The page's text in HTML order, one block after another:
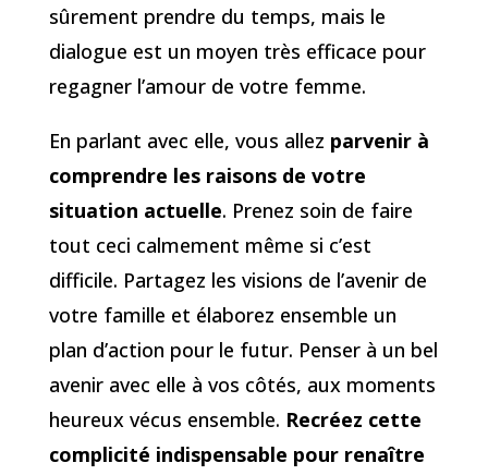
sûrement prendre du temps, mais le
dialogue est un moyen très efficace pour
regagner l’amour de votre femme.
En parlant avec elle, vous allez parvenir à
comprendre les raisons de votre
situation actuelle. Prenez soin de faire
tout ceci calmement même si c’est
difficile. Partagez les visions de l’avenir de
votre famille et élaborez ensemble un
plan d’action pour le futur. Penser à un bel
avenir avec elle à vos côtés, aux moments
heureux vécus ensemble. Recréez cette
complicité indispensable pour renaître